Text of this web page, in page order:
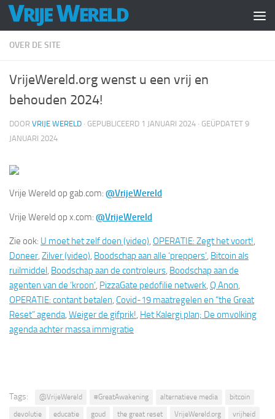
Doorgaan naar inhoud
OVER DE SITE
VrijeWereld.org wenst u een vrij en
behouden 2024!
DOOR VRIJE WERELD · GEPUBLICEERD 1 JANUARI 2024 · GEÜPDATET 9
JANUARI 2024
Vrije Wereld op gab.com: @VrijeWereld
Vrije Wereld op x.com: @VrijeWereld
Zie ook: U moet het zelf doen (video), OPERATIE: Zegt het voort!,
Doneer, Zilver (video), Boodschap aan alle ‘preppers’, Bitcoin als
ruilmiddel, Boodschap aan de controleurs, Boodschap aan de
agenten van de ‘kroon’, PizzaGate pedofilie netwerk, Q Anon,
OPERATIE: contant betalen, Covid-19 maatregelen en “the Great
Reset” agenda, Weiger de gifprik!, Het Kalergi plan; De omvolking
agenda achter massa immigratie
Tags: @VrijeWereld #GreatAwakening alternatieve media
bitcoin
devolutie
educatie goud the great reset VrijeWereld.org
vrijheid